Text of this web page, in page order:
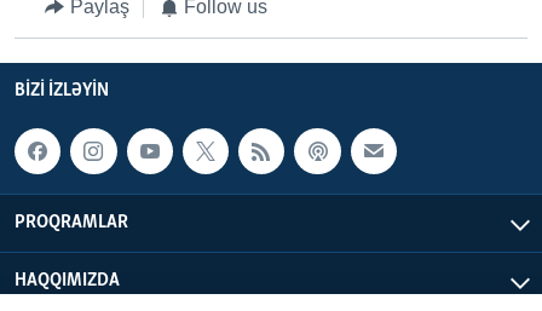
Paylaş Follow us
BIZI IZLƏYIN
PROQRAMLAR
HAQQIMIZDA